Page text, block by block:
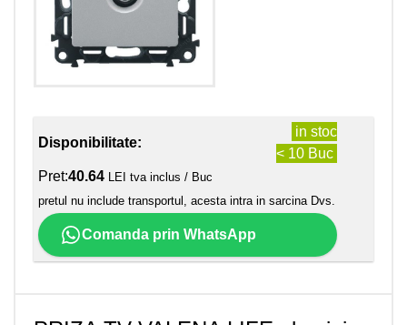
Disponibilitate:
in stoc
< 10 Buc
Pret:40.64 LEI tva inclus / Buc
pretul nu include transportul, acesta intra in sarcina Dvs.
Comanda prin WhatsApp